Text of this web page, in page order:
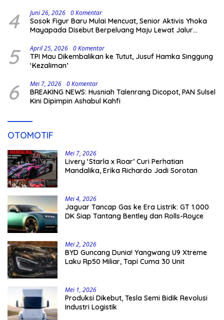
4 Juni 26, 2026 0 Komentar
Sosok Figur Baru Mulai Mencuat, Senior Aktivis Yhoka
Mayapada Disebut Berpeluang Maju Lewat Jalur
5 April 25, 2026 0 Komentar
TPI Mau Dikembalikan ke Tutut, Jusuf Hamka Singgung
‘Kezaliman’
6 Mei 7, 2026 0 Komentar
BREAKING NEWS: Husniah Talenrang Dicopot, PAN Sulsel
Kini Dipimpin Ashabul Kahfi
OTOMOTIF
Mei 7, 2026
Livery ‘Starla x Roar’ Curi Perhatian
Mandalika, Erika Richardo Jadi Sorotan
Mei 4, 2026
Jaguar Tancap Gas ke Era Listrik: GT 1.000
DK Siap Tantang Bentley dan Rolls-Royce
Mei 2, 2026
BYD Guncang Dunia! Yangwang U9 Xtreme
Laku Rp50 Miliar, Tapi Cuma 30 Unit
Mei 1, 2026
Produksi Dikebut, Tesla Semi Bidik Revolusi
Industri Logistik